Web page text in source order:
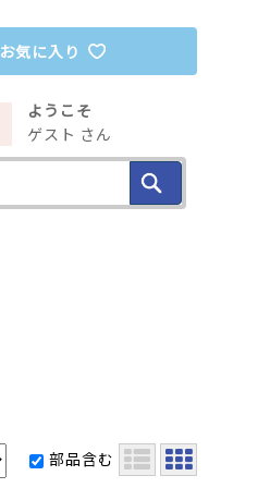
お気に入り
ようこそ
ゲスト さん
部品含む